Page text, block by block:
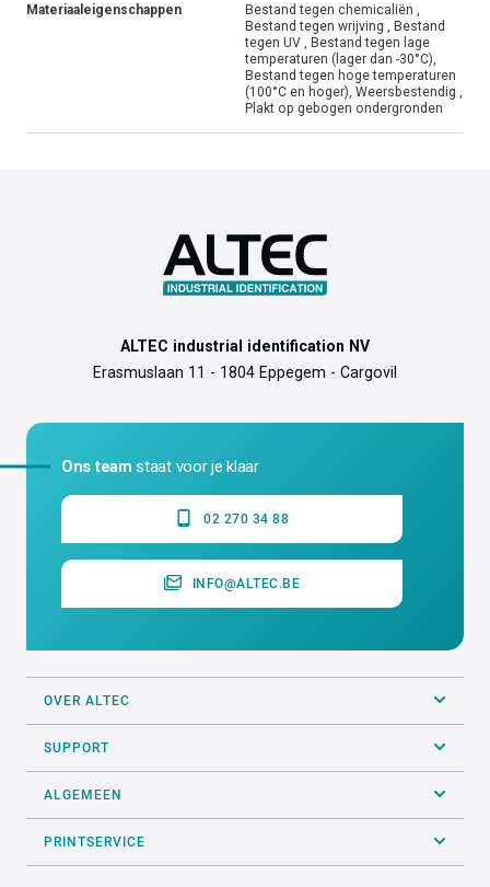
Materiaaleigenschappen
Bestand tegen chemicaliën ,
Bestand tegen wrijving , Bestand
tegen UV , Bestand tegen lage
temperaturen (lager dan -30°C),
Bestand tegen hoge temperaturen
(100°C en hoger), Weersbestendig ,
Plakt op gebogen ondergronden
ALTEC industrial identification NV
Erasmuslaan 11 - 1804 Eppegem - Cargovil
Ons team staat voor je klaar
02 270 34 88
INFO@ALTEC.BE
OVER ALTEC
SUPPORT
ALGEMEEN
PRINTSERVICE